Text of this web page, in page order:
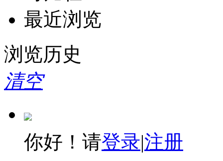
最近浏览
浏览历史
清空
你好！请登录|注册